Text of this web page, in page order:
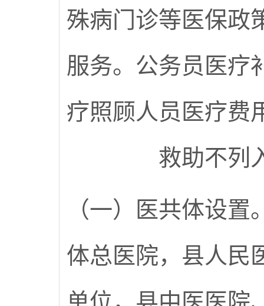
殊病门诊等医保政
服务。公务员医疗
疗照顾人员医疗费
救助不列
（一）医共体设
体总医院，县人民